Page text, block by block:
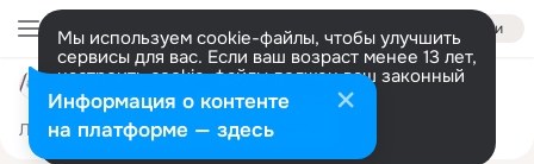
Войти
Мы используем cookie-файлы, чтобы улучшить
сервисы для вас. Если ваш возраст менее 13 лет,
настроить cookie-файлы должен ваш законный
представитель. Больше информации
Разрешить все Настроить
Защитники Отечества I Калужская область
Лента Участники 97 Темы 1.3K
Информация о контенте
на платформе — здесь